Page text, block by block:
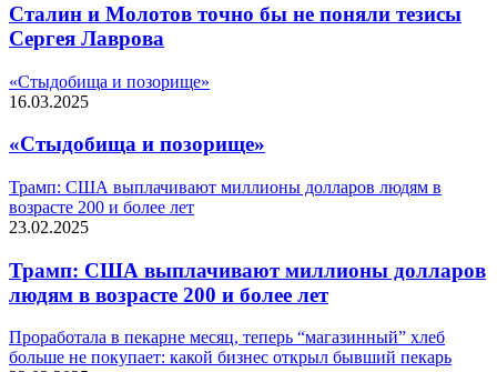
Сталин и Молотов точно бы не поняли тезисы
Сергея Лаврова
«Стыдобища и позорище»
16.03.2025
«Стыдобища и позорище»
Трамп: США выплачивают миллионы долларов людям в
возрасте 200 и более лет
23.02.2025
Трамп: США выплачивают миллионы долларов
людям в возрасте 200 и более лет
Проработала в пекарне месяц, теперь “магазинный” хлеб
больше не покупает: какой бизнес открыл бывший пекарь